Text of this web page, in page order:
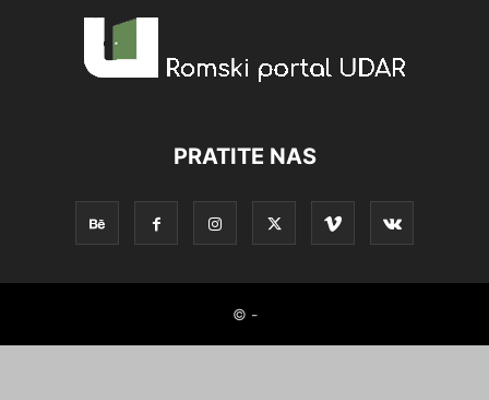
PRATITE NAS
© -